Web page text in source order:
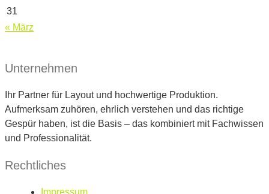
31
« März
Unternehmen
Ihr Partner für Layout und hochwertige Produktion.
Aufmerksam zuhören, ehrlich verstehen und das richtige
Gespür haben, ist die Basis – das kombiniert mit Fachwissen
und Professionalität.
Rechtliches
Impressum